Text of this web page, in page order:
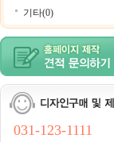
기타(0)
031-123-1111